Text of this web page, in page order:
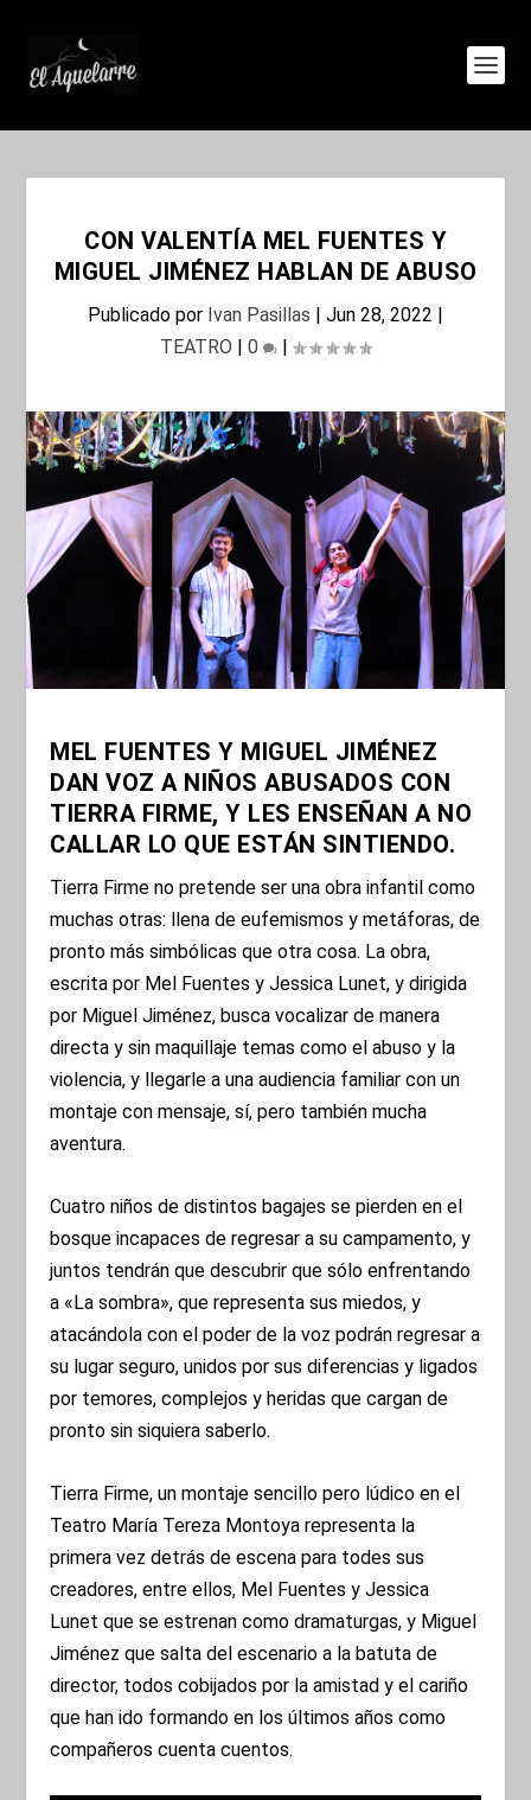
CON VALENTÍA MEL FUENTES Y
MIGUEL JIMÉNEZ HABLAN DE ABUSO
Publicado por Ivan Pasillas | Jun 28, 2022 |
TEATRO | 0 |
MEL FUENTES Y MIGUEL JIMÉNEZ
DAN VOZ A NIÑOS ABUSADOS CON
TIERRA FIRME, Y LES ENSEÑAN A NO
CALLAR LO QUE ESTÁN SINTIENDO.
Tierra Firme no pretende ser una obra infantil como
muchas otras: llena de eufemismos y metáforas, de
pronto más simbólicas que otra cosa. La obra,
escrita por Mel Fuentes y Jessica Lunet, y dirigida
por Miguel Jiménez, busca vocalizar de manera
directa y sin maquillaje temas como el abuso y la
violencia, y llegarle a una audiencia familiar con un
montaje con mensaje, sí, pero también mucha
aventura.
Cuatro niños de distintos bagajes se pierden en el
bosque incapaces de regresar a su campamento, y
juntos tendrán que descubrir que sólo enfrentando
a «La sombra», que representa sus miedos, y
atacándola con el poder de la voz podrán regresar a
su lugar seguro, unidos por sus diferencias y ligados
por temores, complejos y heridas que cargan de
pronto sin siquiera saberlo.
Tierra Firme, un montaje sencillo pero lúdico en el
Teatro María Tereza Montoya representa la
primera vez detrás de escena para todes sus
creadores, entre ellos, Mel Fuentes y Jessica
Lunet que se estrenan como dramaturgas, y Miguel
Jiménez que salta del escenario a la batuta de
director, todos cobijados por la amistad y el cariño
que han ido formando en los últimos años como
compañeros cuenta cuentos.